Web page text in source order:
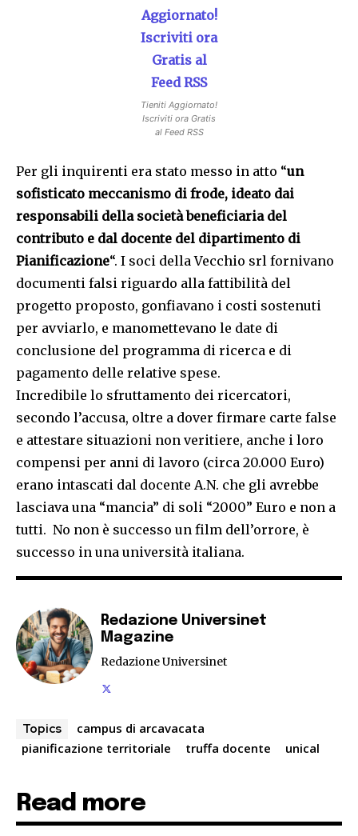
Tieniti Aggiornato!
Iscriviti ora Gratis
al Feed RSS
Per gli inquirenti era stato messo in atto “un
sofisticato meccanismo di frode, ideato dai
responsabili della società beneficiaria del
contributo e dal docente del dipartimento di
Pianificazione“. I soci della Vecchio srl fornivano
documenti falsi riguardo alla fattibilità del
progetto proposto, gonfiavano i costi sostenuti
per avviarlo, e manomettevano le date di
conclusione del programma di ricerca e di
pagamento delle relative spese.
Incredibile lo sfruttamento dei ricercatori,
secondo l’accusa, oltre a dover firmare carte false
e attestare situazioni non veritiere, anche i loro
compensi per anni di lavoro (circa 20.000 Euro)
erano intascati dal docente A.N. che gli avrebbe
lasciava una “mancia” di soli “2000” Euro e non a
tutti. No non è successo un film dell’orrore, è
successo in una università italiana.
Redazione Universinet
Magazine
Redazione Universinet
Topics
campus di arcavacata
pianificazione territoriale
truffa docente unical
Read more